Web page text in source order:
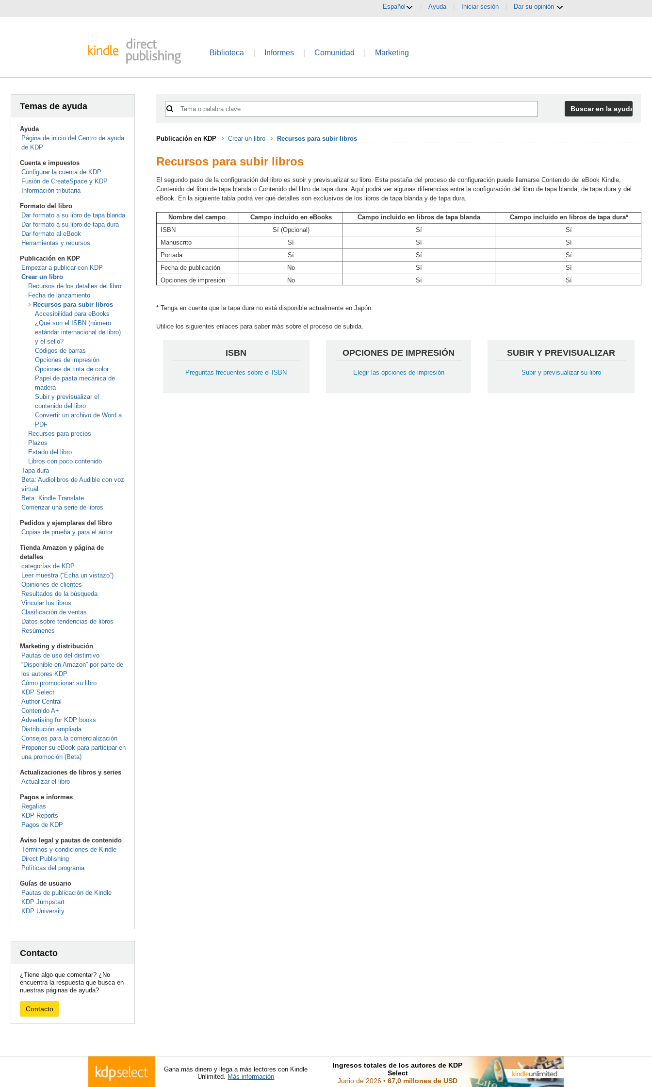
Español Ayuda Iniciar sesión Dar su opinión
Biblioteca Informes Comunidad Marketing
Temas de ayuda
Ayuda
Página de inicio del Centro de ayuda
de KDP
Cuenta e impuestos
Configurar la cuenta de KDP
Fusión de CreateSpace y KDP
Información tributaria
Formato del libro
Dar formato a su libro de tapa blanda
Dar formato a su libro de tapa dura
Dar formato al eBook
Herramientas y recursos
Publicación en KDP
Empezar a publicar con KDP
Crear un libro
Recursos de los detalles del libro
Fecha de lanzamiento
Recursos para subir libros
Accesibilidad para eBooks
¿Qué son el ISBN (número
estándar internacional de libro)
y el sello?
Códigos de barras
Opciones de impresión
Opciones de tinta de color
Papel de pasta mecánica de
madera
Subir y previsualizar el
contenido del libro
Convertir un archivo de Word a
PDF
Recursos para precios
Plazos
Estado del libro
Libros con poco contenido
Tapa dura
Beta: Audiolibros de Audible con voz
virtual
Beta: Kindle Translate
Comenzar una serie de libros
Pedidos y ejemplares del libro
Copias de prueba y para el autor
Tienda Amazon y página de
detalles
categorías de KDP
Leer muestra (“Echa un vistazo”)
Opiniones de clientes
Resultados de la búsqueda
Vincular los libros
Clasificación de ventas
Datos sobre tendencias de libros
Resúmenes
Marketing y distribución
Pautas de uso del distintivo
“Disponible en Amazon” por parte de
los autores KDP
Cómo promocionar su libro
KDP Select
Author Central
Contenido A+
Advertising for KDP books
Distribución ampliada
Consejos para la comercialización
Proponer su eBook para participar en
una promoción (Beta)
Actualizaciones de libros y series
Actualizar el libro
Pagos e informes
Regalías
KDP Reports
Pagos de KDP
Aviso legal y pautas de contenido
Términos y condiciones de Kindle
Direct Publishing
Políticas del programa
Guías de usuario
Pautas de publicación de Kindle
KDP Jumpstart
KDP University
Contacto
¿Tiene algo que comentar? ¿No
encuentra la respuesta que busca en
nuestras páginas de ayuda?
Contacto
Buscar en la ayuda
Publicación en KDP Crear un libro Recursos para subir libros
Recursos para subir libros
El segundo paso de la configuración del libro es subir y previsualizar su libro. Esta pestaña del proceso de configuración puede llamarse Contenido del eBook Kindle,
Contenido del libro de tapa blanda o Contenido del libro de tapa dura. Aquí podrá ver algunas diferencias entre la configuración del libro de tapa blanda, de tapa dura y del
eBook. En la siguiente tabla podrá ver qué detalles son exclusivos de los libros de tapa blanda y de tapa dura.
Nombre del campo Campo incluido en eBooks Campo incluido en libros de tapa blanda Campo incluidoen libros de tapa dura*
ISBN
Sí (Opcional) Sí
Sí
Manuscrito
Sí Sí
Sí
Portada
Sí Sí
Sí
Fecha de publicación
No Sí
Sí
Opciones de impresión
No Sí Sí
* Tenga en cuenta que la tapa dura no está disponible actualmente en Japón.
Utilice los siguientes enlaces para saber más sobre el proceso de subida.
ISBN
Preguntas frecuentes sobre el ISBN
OPCIONES DE IMPRESIÓN
Elegir las opciones de impresión
SUBIR Y PREVISUALIZAR
Subir y previsualizar su libro
Gana más dinero y llega a más lectores con Kindle
Unlimited. Más información
Ingresos totales de los autores de KDP
Select
Junio de 2026 •67,0 millones de USD